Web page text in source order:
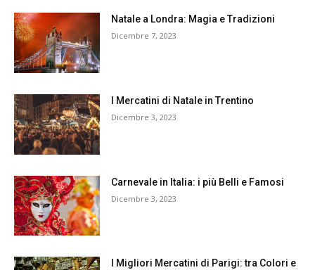
Natale a Londra: Magia e Tradizioni
Dicembre 7, 2023
I Mercatini di Natale in Trentino
Dicembre 3, 2023
Carnevale in Italia: i più Belli e Famosi
Dicembre 3, 2023
I Migliori Mercatini di Parigi: tra Colori e